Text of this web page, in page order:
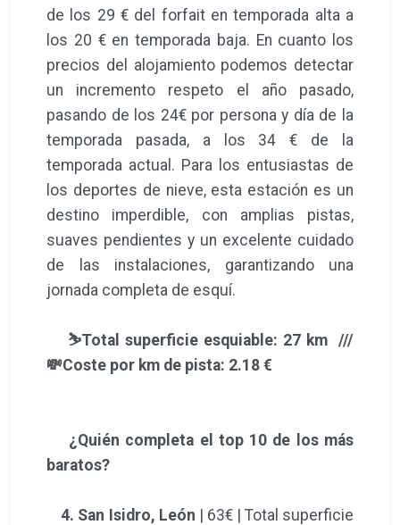
de los 29 € del forfait en temporada alta a
los 20 € en temporada baja. En cuanto los
precios del alojamiento podemos detectar
un incremento respeto el año pasado,
pasando de los 24€ por persona y día de la
temporada pasada, a los 34 € de la
temporada actual. Para los entusiastas de
los deportes de nieve, esta estación es un
destino imperdible, con amplias pistas,
suaves pendientes y un excelente cuidado
de las instalaciones, garantizando una
jornada completa de esquí.
⛷️Total superficie esquiable: 27 km ///
💸Coste por km de pista: 2.18 €
¿Quién completa el top 10 de los más
baratos?
4. San Isidro, León | 63€ | Total superficie